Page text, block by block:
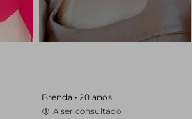
Brenda • 20 anos
A ser consultado